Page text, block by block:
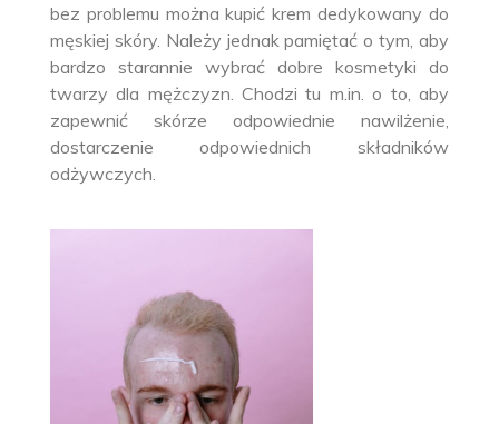
bez problemu można kupić krem dedykowany do
męskiej skóry. Należy jednak pamiętać o tym, aby
bardzo starannie wybrać dobre kosmetyki do
twarzy dla mężczyzn. Chodzi tu m.in. o to, aby
zapewnić skórze odpowiednie nawilżenie,
dostarczenie odpowiednich składników
odżywczych.